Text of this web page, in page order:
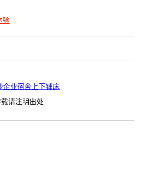
验
企业宿舍上下铺床
请注明出处